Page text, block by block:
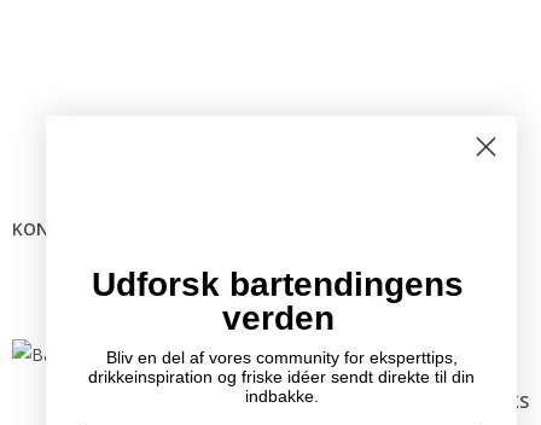
KONTAKTINFO
+45 25 39 36 37
RELEVANTE LINKS
Udforsk bartendingens
verden
Bliv en del af vores community for eksperttips,
drikkeinspiration og friske idéer sendt direkte til din
indbakke.